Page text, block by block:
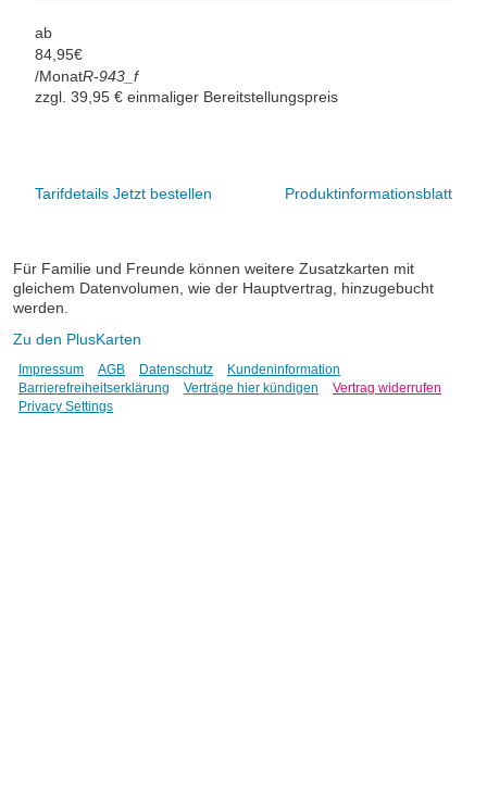
ab
84, 95€
/MonatR-943_f
zzgl. 39,95 € einmaliger Bereitstellungspreis
Produktinformationsblatt
Tarifdetails Jetzt bestellen
Für Familie und Freunde können weitere Zusatzkarten mit
gleichem Datenvolumen, wie der Hauptvertrag, hinzugebucht
werden.
Zu den PlusKarten
Impressum AGB Datenschutz
Kundeninformation
Barrierefreiheitserklärung
Verträge hier kündigen
Vertrag widerrufen
Privacy Settings